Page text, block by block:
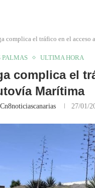
complica el tráfico en el
PALMAS ULTIMA HORA
complica el
Marítima
Cn8noticiascanarias 27/01/